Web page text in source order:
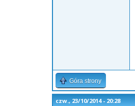
Góra strony
czw., 23/10/2014 - 20:28